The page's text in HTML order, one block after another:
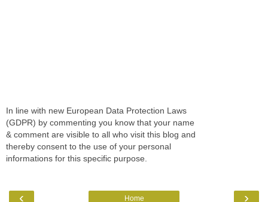
In line with new European Data Protection Laws
(GDPR) by commenting you know that your name
& comment are visible to all who visit this blog and
thereby consent to the use of your personal
informations for this specific purpose.
‹ ›
Home